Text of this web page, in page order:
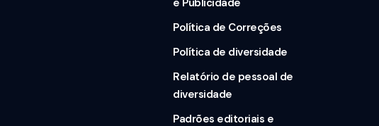
Política de Correções
Política de diversidade
Relatório de pessoal de
diversidade
Padrões editoriais e